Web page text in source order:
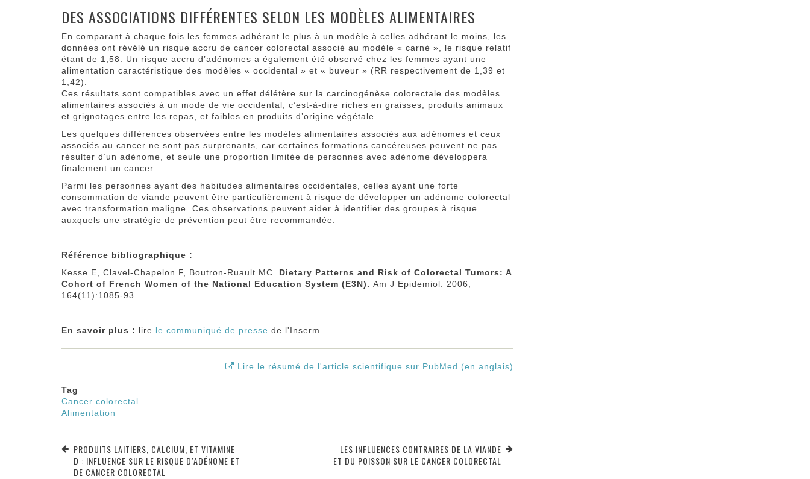
DES ASSOCIATIONS DIFFÉRENTES SELON LES MODÈLES ALIMENTAIRES
En comparant à chaque fois les femmes adhérant le plus à un modèle à celles adhérant le moins, les
données ont révélé un risque accru de cancer colorectal associé au modèle « carné », le risque relatif
étant de 1,58. Un risque accru d’adénomes a également été observé chez les femmes ayant une
alimentation caractéristique des modèles « occidental » et « buveur » (RR respectivement de 1,39 et
1,42).
Ces résultats sont compatibles avec un effet délétère sur la carcinogénèse colorectale des modèles
alimentaires associés à un mode de vie occidental, c’est-à-dire riches en graisses, produits animaux
et grignotages entre les repas, et faibles en produits d’origine végétale.
Les quelques différences observées entre les modèles alimentaires associés aux adénomes et ceux
associés au cancer ne sont pas surprenants, car certaines formations cancéreuses peuvent ne pas
résulter d’un adénome, et seule une proportion limitée de personnes avec adénome développera
finalement un cancer.
Parmi les personnes ayant des habitudes alimentaires occidentales, celles ayant une forte
consommation de viande peuvent être particulièrement à risque de développer un adénome colorectal
avec transformation maligne. Ces observations peuvent aider à identifier des groupes à risque
auxquels une stratégie de prévention peut être recommandée.
Référence bibliographique :
Kesse E, Clavel-Chapelon F, Boutron-Ruault MC. Dietary Patterns and Risk of Colorectal Tumors: A
Cohort of French Women of the National Education System (E3N). Am J Epidemiol. 2006;
164(11):1085-93.
En savoir plus : lire le communiqué de presse de l'Inserm
Lire le résumé de l'article scientifique sur PubMed (en anglais)
Tag
Cancer colorectal
Alimentation
PRODUITS LAITIERS, CALCIUM, ET VITAMINE
D : INFLUENCE SUR LE RISQUE D’ADÉNOME ET
DE CANCER COLORECTAL
LES INFLUENCES CONTRAIRES DE LA VIANDE
ET DU POISSON SUR LE CANCER COLORECTAL